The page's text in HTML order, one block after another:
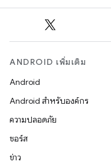
ANDROID เพิ่มเติม
Android
Android สำหรับองค์กร
ความปลอดภัย
ซอร์ส
ข่าว